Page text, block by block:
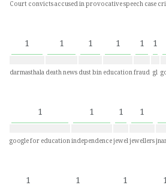
Court convicts accused in provocative speech case
1
darmasthala
1
death news
1
dust bin
1
education
1
fraud
1
gl
1
google for education
1
independence
1
jewel
1
jewellers